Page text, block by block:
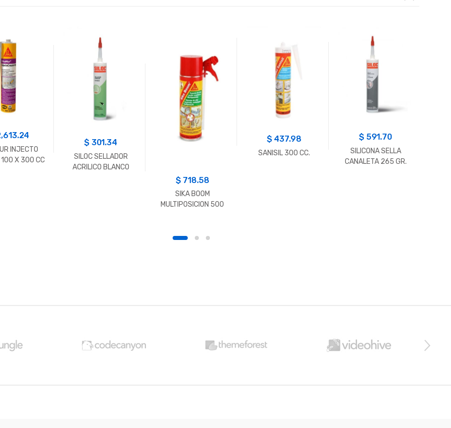
INJECTO
100 X 300 CC
$ 301.34
SILOC SELLADOR
ACRILICO BLANCO
$ 718.58
SIKA BOOM
MULTIPOSICION 500
$ 437.98
SANISIL 300 CC.
$ 591.70
SILICONA SELLA
CANALETA 265 GR.